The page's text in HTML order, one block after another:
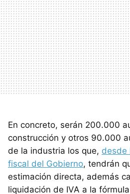
En concreto, serán 200.000
construcción y otros 90.000
de la industria los que, desde
fiscal del Gobierno, tendrán
estimación directa, además
liquidación de IVA a la